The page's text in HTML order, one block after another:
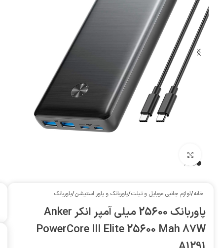
خانه/لوازم جانبی موبایل و تبلت/پاوربانک و پاور استیشن/پاوربانک
پاوربانک 25600 میلی آمپر انکر Anker
PowerCore III Elite 25600 Mah 87W